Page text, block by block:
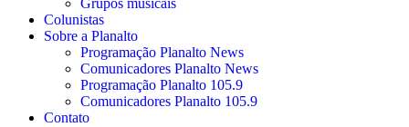
Grupos musicais
Colunistas
Sobre a Planalto
Programação Planalto News
Comunicadores Planalto News
Programação Planalto 105.9
Comunicadores Planalto 105.9
Contato